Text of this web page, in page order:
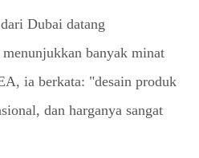
Dubai datang
banyak minat
ia berkata: "desain produk
dan harganya sangat